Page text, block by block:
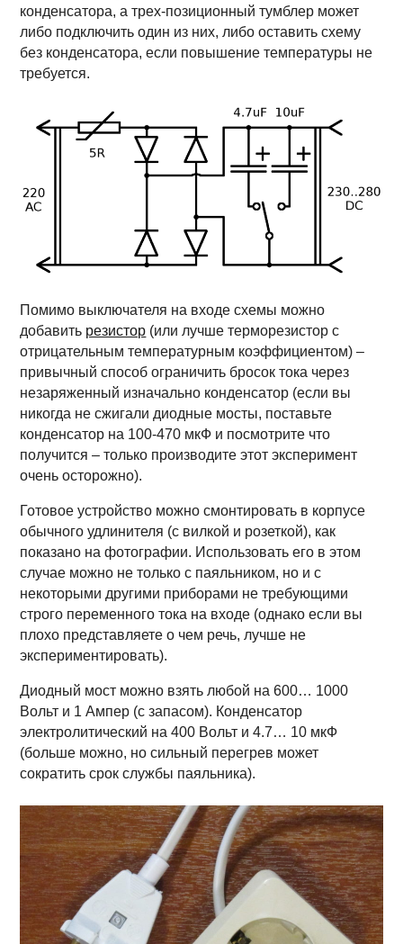
конденсатора, а трех-позиционный тумблер может
либо подключить один из них, либо оставить схему
без конденсатора, если повышение температуры не
требуется.
Помимо выключателя на входе схемы можно
добавить резистор (или лучше терморезистор с
отрицательным температурным коэффициентом) –
привычный способ ограничить бросок тока через
незаряженный изначально конденсатор (если вы
никогда не сжигали диодные мосты, поставьте
конденсатор на 100-470 мкФ и посмотрите что
получится – только производите этот эксперимент
очень осторожно).
Готовое устройство можно смонтировать в корпусе
обычного удлинителя (с вилкой и розеткой), как
показано на фотографии. Использовать его в этом
случае можно не только с паяльником, но и с
некоторыми другими приборами не требующими
строго переменного тока на входе (однако если вы
плохо представляете о чем речь, лучше не
экспериментировать).
Диодный мост можно взять любой на 600… 1000
Вольт и 1 Ампер (с запасом). Конденсатор
электролитический на 400 Вольт и 4.7… 10 мкФ
(больше можно, но сильный перегрев может
сократить срок службы паяльника).